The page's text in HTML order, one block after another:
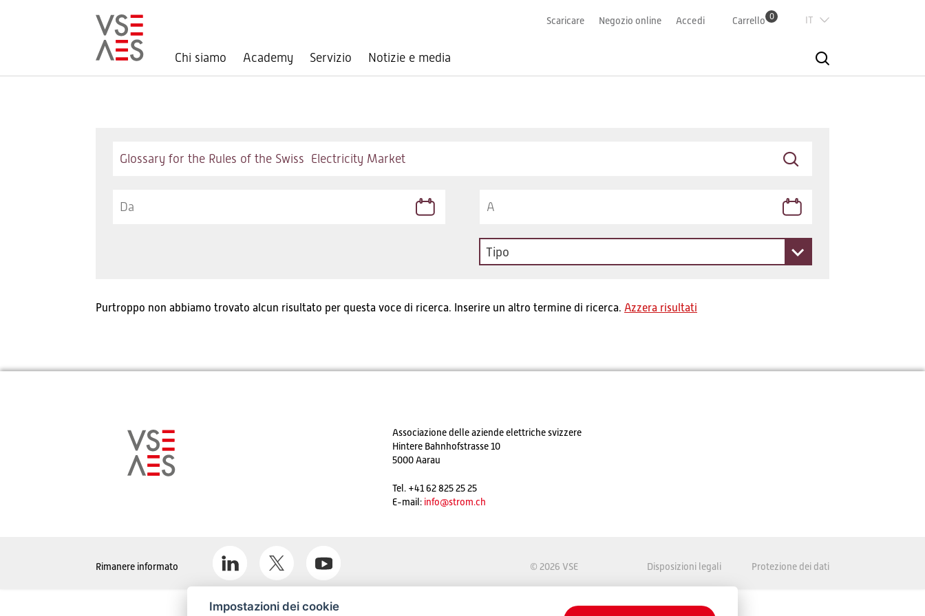
Chi siamo Academy Servizio Notizie e media
Scaricare Negozio online Accedi Carrello 0
English
Tipo
Purtroppo non abbiamo trovato alcun risultato per questa voce di ricerca. Inserire un altro termine di ricerca. Azzera risultati
Associazione delle aziende elettriche svizzere
Hintere Bahnhofstrasse 10
5000 Aarau
Tel. +41 62 825 25 25
E-mail: info@strom.ch
Rimanere informato © 2026 VSE Disposizioni legali Protezione dei dati
Impostazioni dei cookie